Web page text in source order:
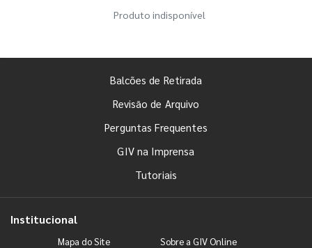
Produto indisponível
Balcões de Retirada
Revisão de Arquivo
Perguntas Frequentes
GIV na Imprensa
Tutoriais
Institucional
Mapa do Site Sobre a GIV Online